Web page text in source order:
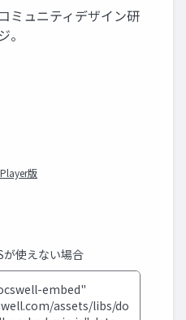
ミュニティデザイン研
版
が使えない場合